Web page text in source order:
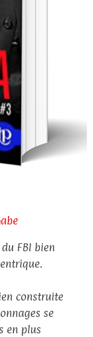
FBI bien
construite
se
en plus